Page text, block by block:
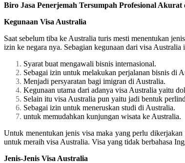
Biro Jasa Penerjemah Tersumpah Profesional
Kegunaan Visa Australia
Saat sebelum tiba ke Australia turis mesti menentukan
izin ke negara nya. Sebagian kegunaan dari visa Australia
Syarat buat mengawali bisnis internasional.
Sebagai izin untuk melakukan perjalanan bisnis di
Menjadi persyaratan bagi imigran di Australia.
Kegunaan utama dari adanya visa Australia yaitu
Selain itu visa Australia pun yaitu jadi bentuk
Sebagai izin untuk meneruskan studi di Australia.
untuk memudahkan kunjungan wisata ke Australia.
Untuk menentukan jenis visa maka yang perlu
untuk meraih visa Australia. Visa yang tidak berbahasa
Jenis-Jenis Visa Australia